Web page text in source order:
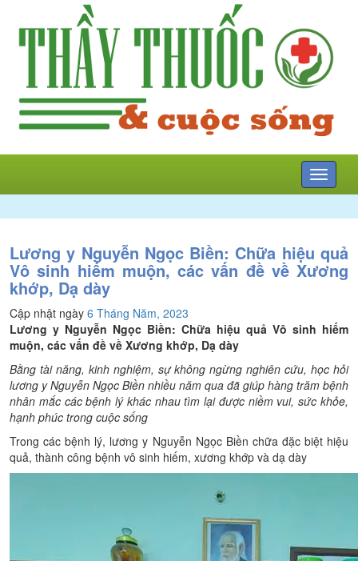
Mở
menu
Lương y Nguyễn Ngọc Biền: Chữa hiệu quả
Vô sinh hiếm muộn, các vấn đề về Xương
khớp, Dạ dày
Cập nhật ngày 6 Tháng Năm, 2023
Lương y Nguyễn Ngọc Biền: Chữa hiệu quả Vô sinh hiếm
muộn, các vấn đề về Xương khớp, Dạ dày
Bằng tài năng, kinh nghiệm, sự không ngừng nghiên cứu, học hỏi
lương y Nguyễn Ngọc Biền nhiều năm qua đã giúp hàng trăm bệnh
nhân mắc các bệnh lý khác nhau tìm lại được niềm vui, sức khỏe,
hạnh phúc trong cuộc sống
Trong các bệnh lý, lương y Nguyễn Ngọc Biền chữa đặc biệt hiệu
quả, thành công bệnh vô sinh hiếm, xương khớp và dạ dày